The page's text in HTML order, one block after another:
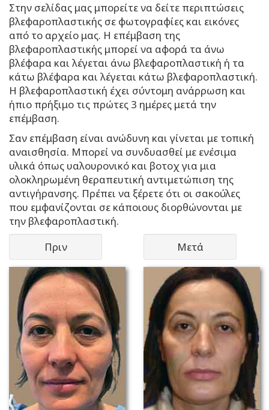
Στην σελίδας μας μπορείτε να δείτε περιπτώσεις
βλεφαροπλαστικής σε φωτογραφίες και εικόνες
από το αρχείο μας. Η επέμβαση της
βλεφαροπλαστικής μπορεί να αφορά τα άνω
βλέφαρα και λέγεται άνω βλεφαροπλαστική ή τα
κάτω βλέφαρα και λέγεται κάτω βλεφαροπλαστική.
Η βλεφαροπλαστική έχει σύντομη ανάρρωση και
ήπιο πρήξιμο τις πρώτες 3 ημέρες μετά την
επέμβαση.
Σαν επέμβαση είναι ανώδυνη και γίνεται με τοπική
αναισθησία. Μπορεί να συνδυασθεί με ενέσιμα
υλικά όπως υαλουρονικό και βοτοχ για μια
ολοκληρωμένη θεραπευτική αντιμετώπιση της
αντιγήρανσης. Πρέπει να ξέρετε ότι οι σακούλες
που εμφανίζονται σε κάποιους διορθώνονται με
την βλεφαροπλαστική.
Πριν
Μετά